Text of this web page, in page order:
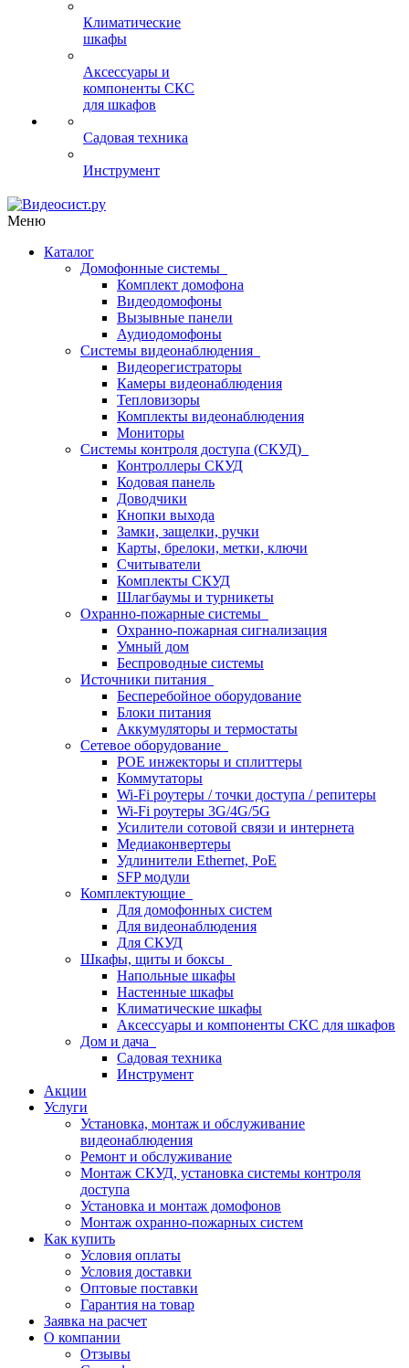
Климатические
шкафы
Аксессуары и
компоненты СКС
для шкафов
Садовая техника
Инструмент
Меню
Каталог
Домофонные системы
Комплект домофона
Видеодомофоны
Вызывные панели
Аудиодомофоны
Системы видеонаблюдения
Видеорегистраторы
Камеры видеонаблюдения
Тепловизоры
Комплекты видеонаблюдения
Мониторы
Системы контроля доступа (СКУД)
Контроллеры СКУД
Кодовая панель
Доводчики
Кнопки выхода
Замки, защелки, ручки
Карты, брелоки, метки, ключи
Считыватели
Комплекты СКУД
Шлагбаумы и турникеты
Охранно-пожарные системы
Охранно-пожарная сигнализация
Умный дом
Беспроводные системы
Источники питания
Бесперебойное оборудование
Блоки питания
Аккумуляторы и термостаты
Сетевое оборудование
POE инжекторы и сплиттеры
Коммутаторы
Wi-Fi роутеры / точки доступа / репитеры
Wi-Fi роутеры 3G/4G/5G
Усилители сотовой связи и интернета
Медиаконвертеры
Удлинители Ethernet, PoE
SFP модули
Комплектующие
Для домофонных систем
Для видеонаблюдения
Для СКУД
Шкафы, щиты и боксы
Напольные шкафы
Настенные шкафы
Климатические шкафы
Аксессуары и компоненты СКС для шкафов
Дом и дача
Садовая техника
Инструмент
Акции
Услуги
Установка, монтаж и обслуживание
видеонаблюдения
Ремонт и обслуживание
Монтаж СКУД, установка системы контроля
доступа
Установка и монтаж домофонов
Монтаж охранно-пожарных систем
Как купить
Условия оплаты
Условия доставки
Оптовые поставки
Гарантия на товар
Заявка на расчет
О компании
Отзывы